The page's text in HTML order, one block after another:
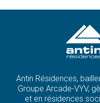
Antin Résidences,
Groupe Arcade-VYV,
et en résidences